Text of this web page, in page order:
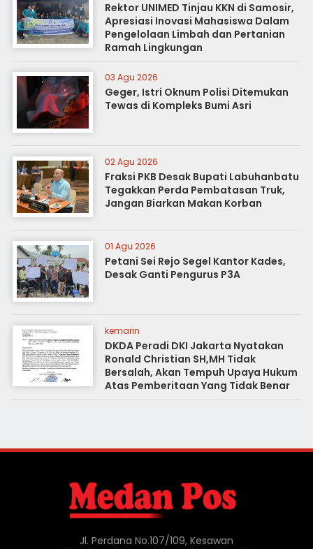
Rektor UNIMED Tinjau KKN di Samosir,
Apresiasi Inovasi Mahasiswa Dalam
Pengelolaan Limbah dan Pertanian
Ramah Lingkungan
03 Agu 2026
Geger, Istri Oknum Polisi Ditemukan
Tewas di Kompleks Bumi Asri
02 Agu 2026
Fraksi PKB Desak Bupati Labuhanbatu
Tegakkan Perda Pembatasan Truk,
Jangan Biarkan Makan Korban
01 Agu 2026
Petani Sei Rejo Segel Kantor Kades,
Desak Ganti Pengurus P3A
kemarin
DKDA Peradi DKI Jakarta Nyatakan
Ronald Christian SH,MH Tidak
Bersalah, Akan Tempuh Upaya Hukum
Atas Pemberitaan Yang Tidak Benar
Jl. Perdana No.107/109, Kesawan